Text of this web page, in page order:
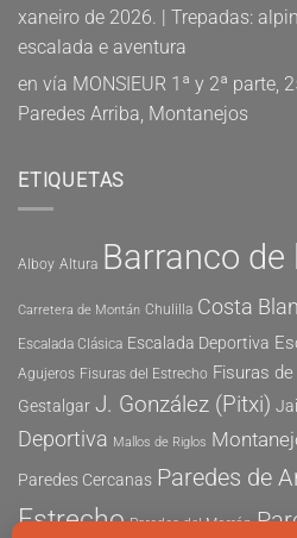
xaneiro de 2026. | Trepadas:
escalada e aventura
en vía MONSIEUR 1ª y 2ª parte,
Paredes Arriba, Montanejos
ETIQUETAS
Alboy Altura Barranco
Carretera de Montán Chulilla Costa
Escalada Clásica Escalada Deportiva
Agujeros Fisuras del Estrecho Fisuras
Gestalgar J. González (Pitxi)
Deportiva Mallos de Riglos
Paredes Cercanas Paredes de
Estrecho Paredes del Morrón